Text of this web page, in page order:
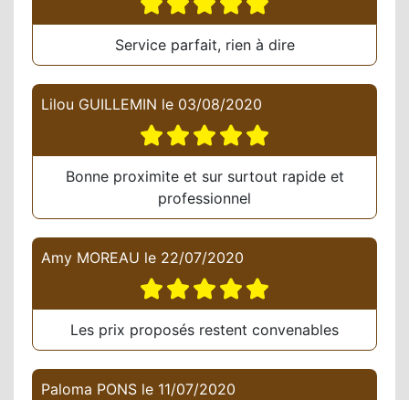
Service parfait, rien à dire
Lilou GUILLEMIN le 03/08/2020
Bonne proximite et sur surtout rapide et
professionnel
Amy MOREAU le 22/07/2020
Les prix proposés restent convenables
Paloma PONS le 11/07/2020